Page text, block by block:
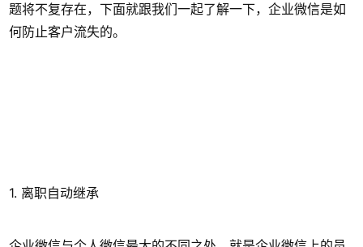
题将不复存在，下面就跟我们一起了解一下，企业微信是如
何防止客户流失的。
1. 离职自动继承